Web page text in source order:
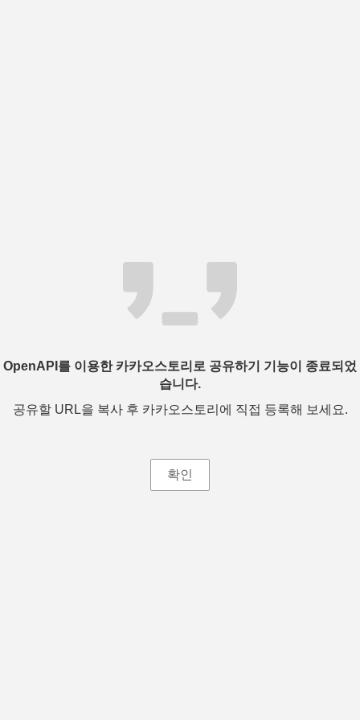
OpenAPI를 이용한 카카오스토리로 공유하기 기능이 종료되었
습니다.
공유할 URL을 복사 후 카카오스토리에 직접 등록해 보세요.
확인